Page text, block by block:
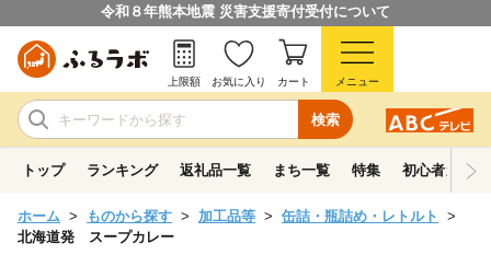
令和８年熊本地震 災害支援寄付受付について
検索
上限額 お気に入り カート メニュー
トップ ランキング 返礼品一覧 まち一覧 特集 初心者ガイド
ホーム ものから探す 加工品等
缶詰・瓶詰め・レトルト
北海道発 スープカレー